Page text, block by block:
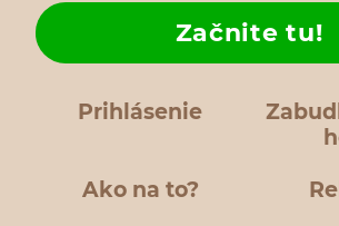
Prihlásenie
Ako na to?
Začnite tu!